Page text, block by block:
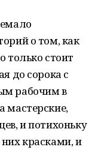
о том, как
только стоит
до сорока с
рабочим в
мастерские,
и потихоньку
красками, и